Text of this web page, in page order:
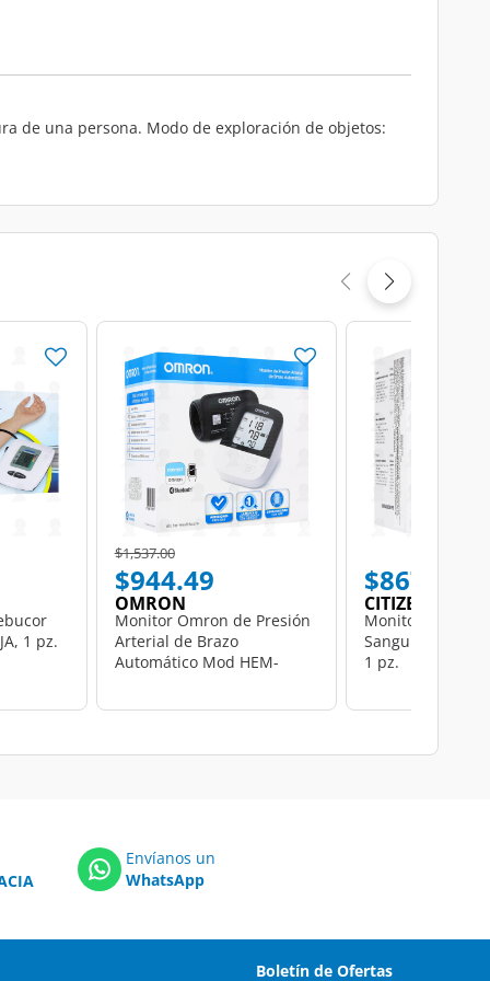
de una persona. Modo de exploración de objetos:
1 pz.
Price reduced from
$1,537.00to
$944.49
OMRON
Monitor Omron de Presión
Arterial de Brazo
Automático Mod HEM-
$867.40
CITIZEN
Monitor Citizen
Sanguínea CH-
1 pz.
Envíanos un
WhatsApp
Boletín de Ofertas